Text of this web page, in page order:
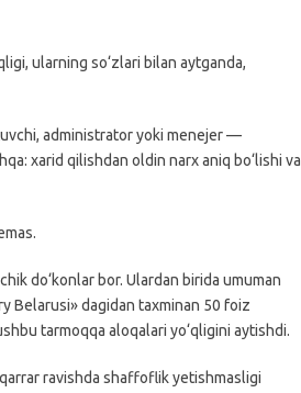
ularning so‘zlari bilan aytganda,
administrator yoki menejer —
xarid qilishdan oldin narx aniq bo‘lishi va
do‘konlar bor. Ulardan birida umuman
Belarusi» dagidan taxminan 50 foiz
tarmoqqa aloqalari yo‘qligini aytishdi.
ravishda shaffoflik yetishmasligi